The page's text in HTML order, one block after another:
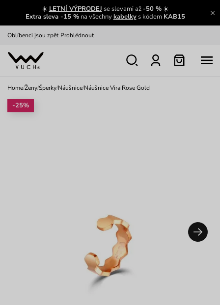
☀️ LETNÍ VÝPRODEJ se slevami až -50 %☀️
Extra sleva -15 %na všechnykabelkys kódem KAB15
Výměna a vrácení zdarma Zobrazit
Oblíbenci jsou zpět Prohlédnout
Nech se inspirovat
Home/Ženy/Šperky/Náušnice/Náušnice Vira Rose Gold
-25%